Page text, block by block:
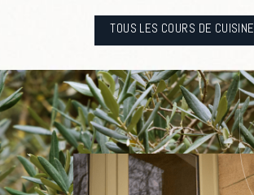
TOUS LES COURS DE CUISINE